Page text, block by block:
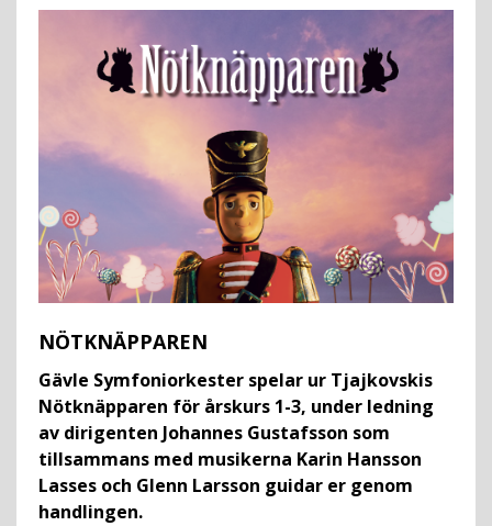
NÖTKNÄPPAREN
Gävle Symfoniorkester spelar ur Tjajkovskis
Nötknäpparen för årskurs 1-3, under ledning
av dirigenten Johannes Gustafsson som
tillsammans med musikerna Karin Hansson
Lasses och Glenn Larsson guidar er genom
handlingen.